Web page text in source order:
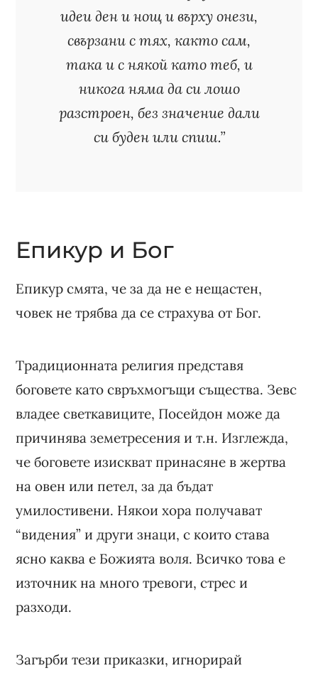
идеи ден и нощ и върху онези,
свързани с тях, както сам,
така и с някой като теб, и
никога няма да си лошо
разстроен, без значение дали
си буден или спиш.”
Епикур и Бог
Епикур смята, че за да не е нещастен,
човек не трябва да се страхува от Бог.
Традиционната религия представя
боговете като свръхмогъщи същества. Зевс
владее светкавиците, Посейдон може да
причинява земетресения и т.н. Изглежда,
че боговете изискват принасяне в жертва
на овен или петел, за да бъдат
умилостивени. Някои хора получават
“видения” и други знаци, с които става
ясно каква е Божията воля. Всичко това е
източник на много тревоги, стрес и
разходи.
Загърби тези приказки, игнорирай